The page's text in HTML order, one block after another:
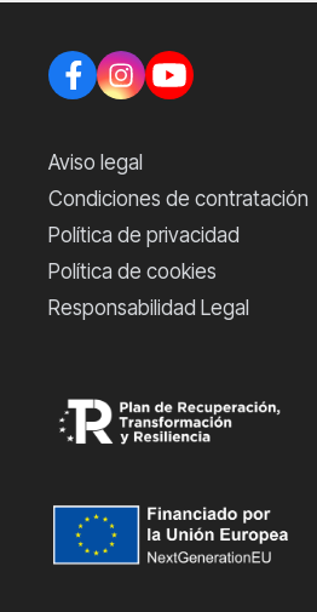
Aviso legal
Condiciones de contratación
Política de privacidad
Política de cookies
Responsabilidad Legal